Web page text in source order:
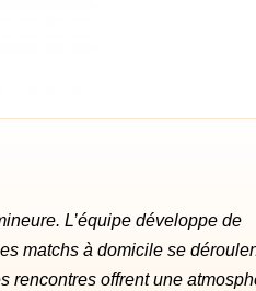
L’équipe développe de
matchs à domicile se
rencontres offrent une